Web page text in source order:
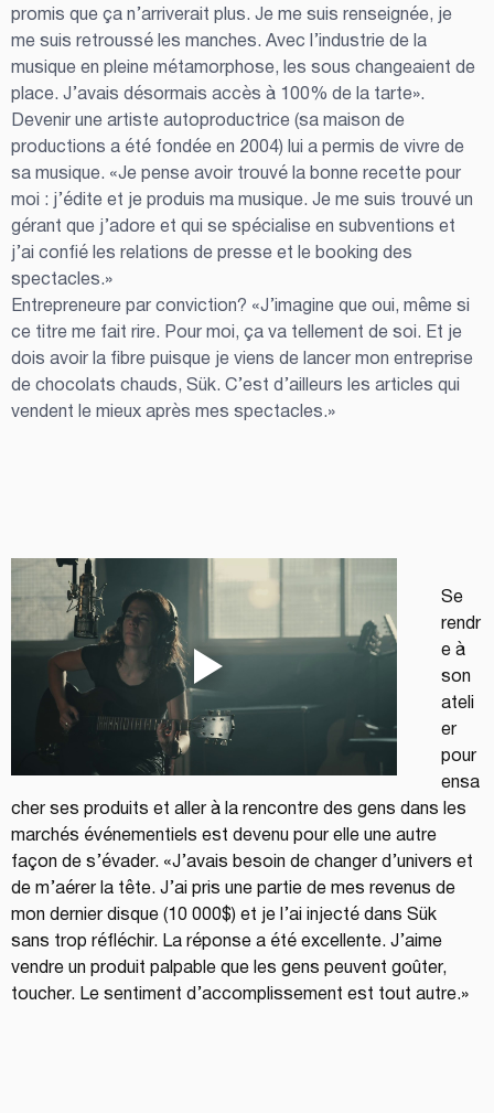
promis que ça n’arriverait plus. Je me suis renseignée, je
me suis retroussé les manches. Avec l’industrie de la
musique en pleine métamorphose, les sous changeaient de
place. J’avais désormais accès à 100% de la tarte».
Devenir une artiste autoproductrice (sa maison de
productions a été fondée en 2004) lui a permis de vivre de
sa musique. «Je pense avoir trouvé la bonne recette pour
moi : j’édite et je produis ma musique. Je me suis trouvé un
gérant que j’adore et qui se spécialise en subventions et
j’ai confié les relations de presse et le booking des
spectacles.»
Entrepreneure par conviction? «J’imagine que oui, même si
ce titre me fait rire. Pour moi, ça va tellement de soi. Et je
dois avoir la fibre puisque je viens de lancer mon entreprise
de chocolats chauds, Sük. C’est d’ailleurs les articles qui
vendent le mieux après mes spectacles.»
Se
rendr
e à
son
ateli
er
pour
ensa
cher ses produits et aller à la rencontre des gens dans les
marchés événementiels est devenu pour elle une autre
façon de s’évader. «J’avais besoin de changer d’univers et
de m’aérer la tête. J’ai pris une partie de mes revenus de
mon dernier disque (10 000$) et je l’ai injecté dans Sük
sans trop réfléchir. La réponse a été excellente. J’aime
vendre un produit palpable que les gens peuvent goûter,
toucher. Le sentiment d’accomplissement est tout autre.»